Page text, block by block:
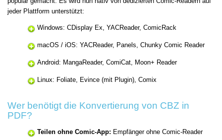
jeder Plattform unterstützt:
Windows: CDisplay Ex, YACReader, ComicRack
macOS / iOS: YACReader, Panels, Chunky Comic Reader
Android: MangaReader, ComiCat, Moon+ Reader
Linux: Foliate, Evince (mit Plugin), Comix
Wer benötigt die Konvertierung von CBZ in
PDF?
Teilen ohne Comic-App: Empfänger ohne Comic-Reader